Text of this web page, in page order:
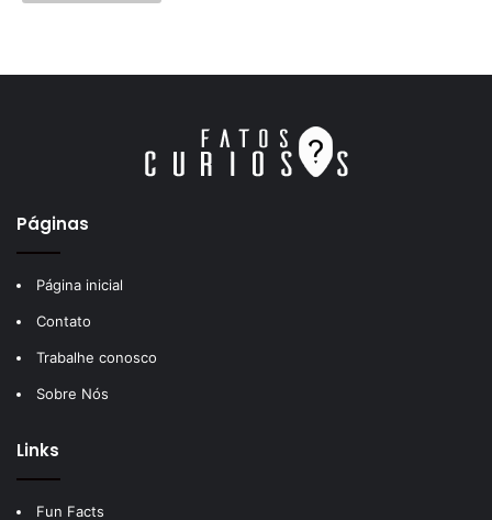
Páginas
Página inicial
Contato
Trabalhe conosco
Sobre Nós
Links
Fun Facts